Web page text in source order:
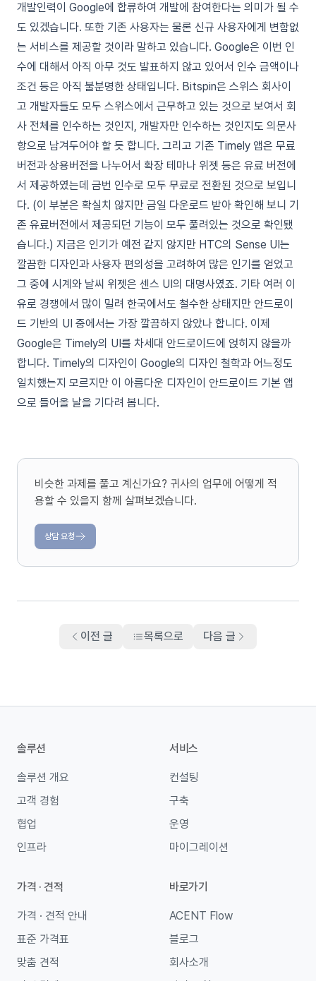
개발인력이 Google에 합류하여 개발에 참여한다는 의미가 될 수
도 있겠습니다. 또한 기존 사용자는 물론 신규 사용자에게 변함없
는 서비스를 제공할 것이라 말하고 있습니다. Google은 이번 인
수에 대해서 아직 아무 것도 발표하지 않고 있어서 인수 금액이나
조건 등은 아직 불분명한 상태입니다. Bitspin은 스위스 회사이
고 개발자들도 모두 스위스에서 근무하고 있는 것으로 보여서 회
사 전체를 인수하는 것인지, 개발자만 인수하는 것인지도 의문사
항으로 남겨두어야 할 듯 합니다. 그리고 기존 Timely 앱은 무료
버전과 상용버전을 나누어서 확장 테마나 위젯 등은 유료 버전에
서 제공하였는데 금번 인수로 모두 무료로 전환된 것으로 보입니
다. (이 부분은 확실치 않지만 금일 다운로드 받아 확인해 보니 기
존 유료버전에서 제공되던 기능이 모두 풀려있는 것으로 확인됐
습니다.) 지금은 인기가 예전 같지 않지만 HTC의 Sense UI는
깔끔한 디자인과 사용자 편의성을 고려하여 많은 인기를 얻었고
그 중에 시계와 날씨 위젯은 센스 UI의 대명사였죠. 기타 여러 이
유로 경쟁에서 많이 밀려 한국에서도 철수한 상태지만 안드로이
드 기반의 UI 중에서는 가장 깔끔하지 않았나 합니다. 이제
Google은 Timely의 UI를 차세대 안드로이드에 얹히지 않을까
합니다. Timely의 디자인이 Google의 디자인 철학과 어느정도
일치했는지 모르지만 이 아름다운 디자인이 안드로이드 기본 앱
으로 들어올 날을 기다려 봅니다.
비슷한 과제를 풀고 계신가요? 귀사의 업무에 어떻게 적
용할 수 있을지 함께 살펴보겠습니다.
상담 요청
이전 글 목록으로 다음 글
솔루션
솔루션 개요
고객 경험
협업
인프라
서비스
컨설팅
구축
운영
마이그레이션
가격 · 견적
가격 · 견적 안내
표준 가격표
맞춤 견적
바로가기
ACENT Flow
블로그
회사소개